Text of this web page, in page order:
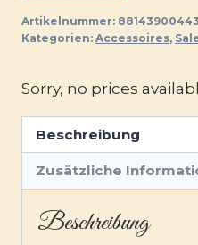
55,95 €
Artikelnummer:
Kategorien: Accessoires,
Sorry, no prices
Beschreibung
Zusätzliche
Beschreibung